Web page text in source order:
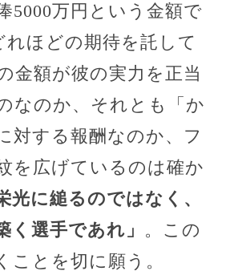
5000万円という金額で
れほどの期待を託して
金額が彼の実力を正当
なのか、それとも「か
対する報酬なのか、フ
を広げているのは確か
光に縋るのではなく、
く選手であれ」 。この
ことを切に願う。